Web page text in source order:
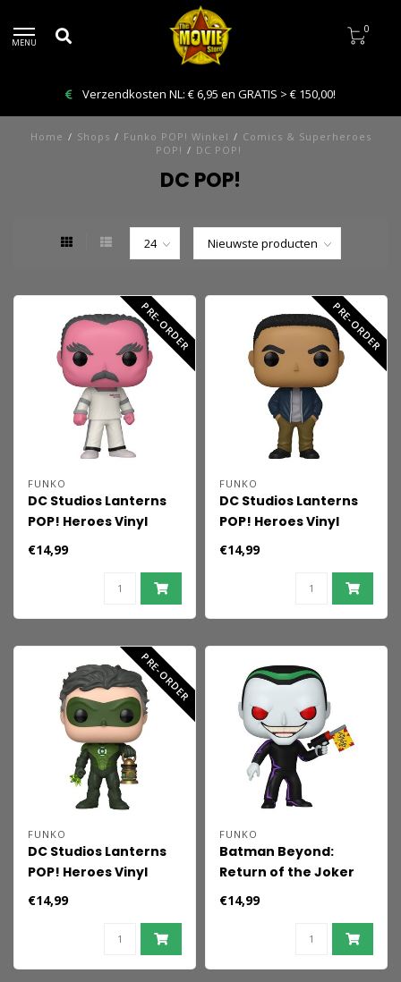
MENU
0
Bestelling VANDAAG afhalen: Kies Click &
Home / Shops / Funko POP! Winkel / Comics & Superheroes
POP! / DC POP!
DC POP!
PRE-ORDER
FUNKO
DC Studios Lanterns
POP! Heroes Vinyl
Figure Sinestro 9 cm
€14,99
PRE-ORDER
FUNKO
DC Studios Lanterns
POP! Heroes Vinyl
Figure Jon Stewart 9
€14,99
PRE-ORDER
FUNKO
DC Studios Lanterns
POP! Heroes Vinyl
Figure Hal Jordan 9
€14,99
FUNKO
Batman Beyond:
Return of the Joker
POP! Heroes Viny
€14,99